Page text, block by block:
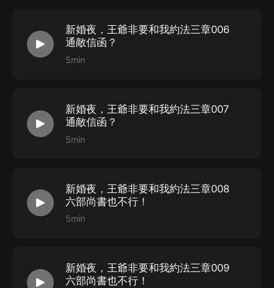
新婚夜，王爺非要和我約法三章006
通敵信函？
5min
新婚夜，王爺非要和我約法三章007
通敵信函？
5min
新婚夜，王爺非要和我約法三章008
六部尚書也不行！
5min
新婚夜，王爺非要和我約法三章009
六部尚書也不行！